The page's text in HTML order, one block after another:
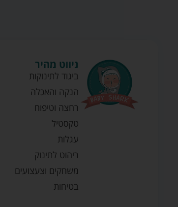
ניווט מהיר
ביגוד לתינוקות
הנקה והאכלה
רחצה וטיפוח
טקסטיל
עגלות
ריהוט לתינוק
משחקים וצעצועים
בטיחות